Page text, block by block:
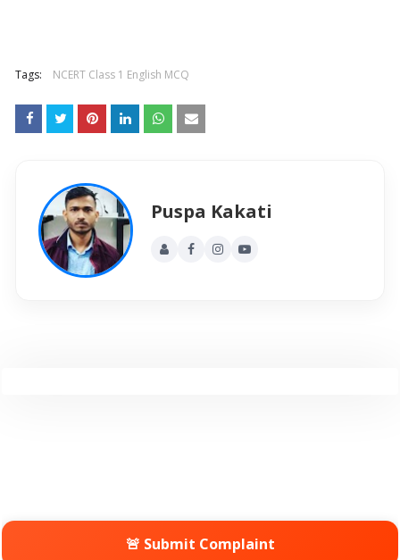
Tags: NCERT Class 1 English MCQ
Puspa Kakati
🚨 Submit Complaint